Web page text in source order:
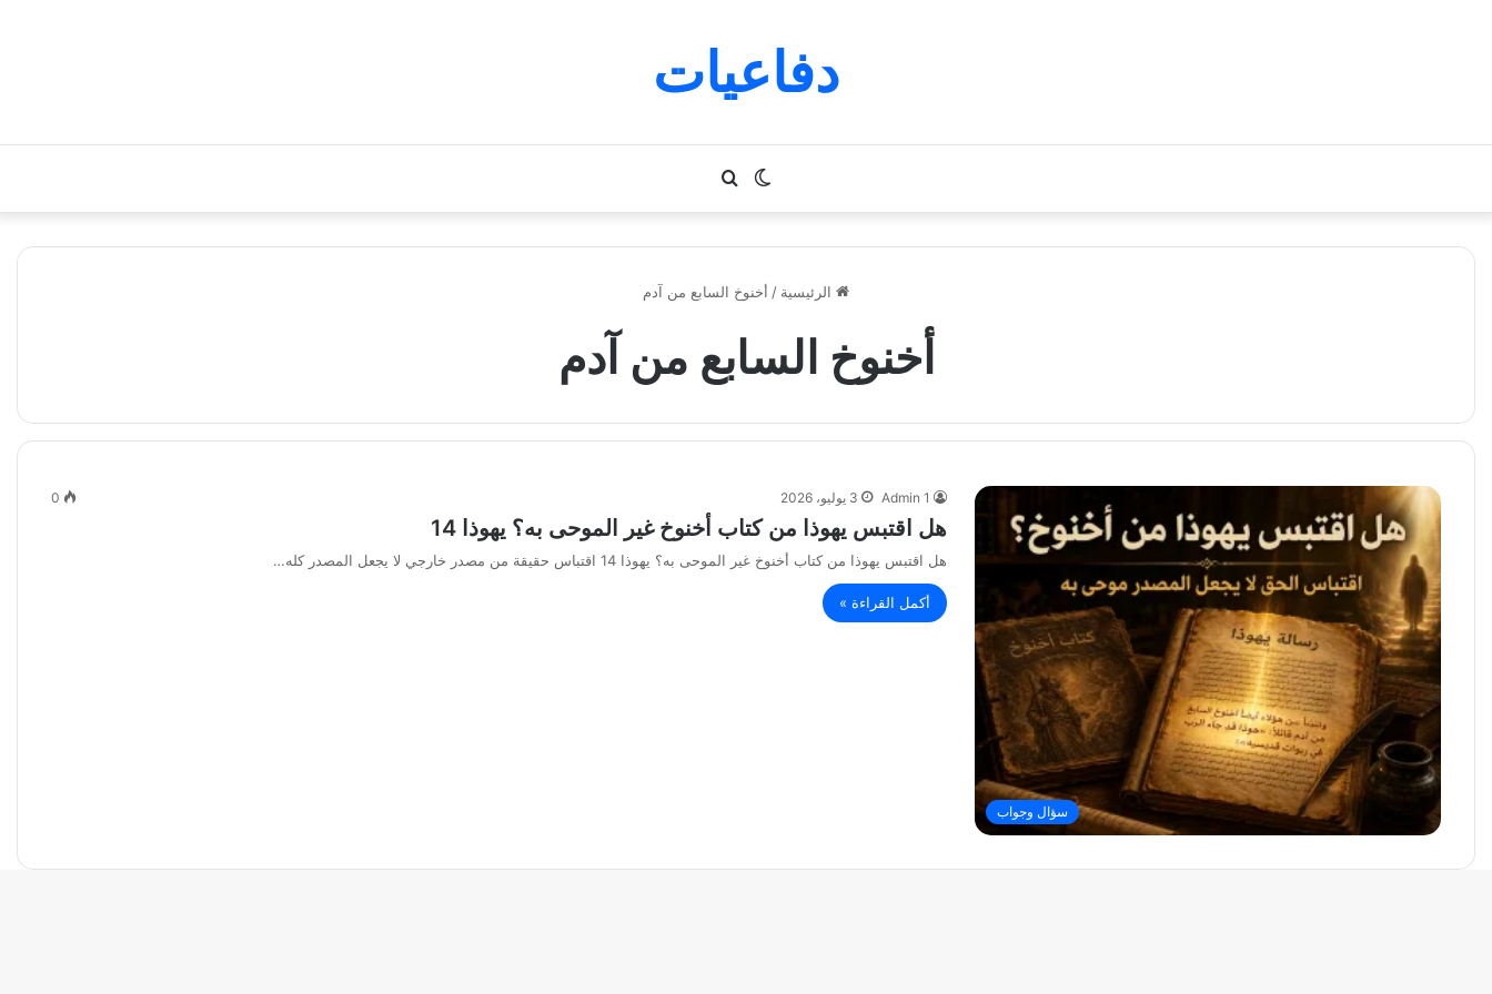
دفاعيات
بحث
عن
الوضع
المظلم
الرئيسية / أخنوخ السابع من آدم
أخنوخ السابع من آدم
سؤال وجواب
Admin 1 3 يوليو، 2026 0
هل اقتبس يهوذا من كتاب أخنوخ غير الموحى به؟ يهوذا 14
هل اقتبس يهوذا من كتاب أخنوخ غير الموحى به؟ يهوذا 14 اقتباس حقيقة من مصدر خارجي لا يجعل المصدر كله…
أكمل القراءة »